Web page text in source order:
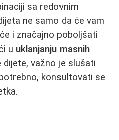
sa redovnim
ne samo da će vam
i značajno poboljšati
u uklanjanju masnih
dijete, važno je slušati
konsultovati se